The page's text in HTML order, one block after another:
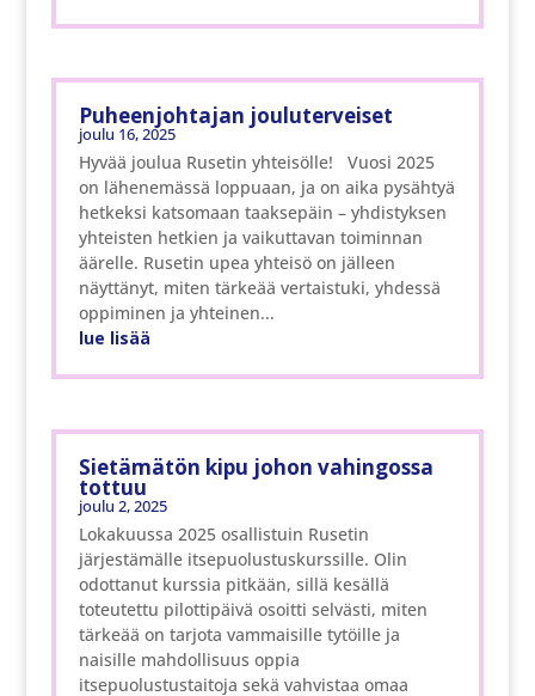
Puheenjohtajan jouluterveiset
joulu 16, 2025
Hyvää joulua Rusetin yhteisölle! Vuosi 2025
on lähenemässä loppuaan, ja on aika pysähtyä
hetkeksi katsomaan taaksepäin – yhdistyksen
yhteisten hetkien ja vaikuttavan toiminnan
äärelle. Rusetin upea yhteisö on jälleen
näyttänyt, miten tärkeää vertaistuki, yhdessä
oppiminen ja yhteinen...
lue lisää
Sietämätön kipu johon vahingossa
tottuu
joulu 2, 2025
Lokakuussa 2025 osallistuin Rusetin
järjestämälle itsepuolustuskurssille. Olin
odottanut kurssia pitkään, sillä kesällä
toteutettu pilottipäivä osoitti selvästi, miten
tärkeää on tarjota vammaisille tytöille ja
naisille mahdollisuus oppia
itsepuolustustaitoja sekä vahvistaa omaa